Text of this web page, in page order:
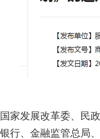
国家发展改革委、民
银行、金融监管总局